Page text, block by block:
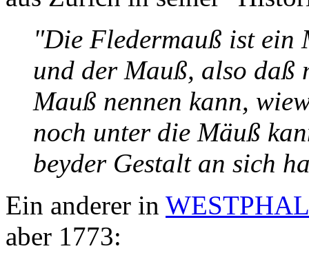
"Die Fledermauß ist ein
und der Mauß, also daß
Mauß nennen kann,
noch unter die Mäuß
beyder Gestalt an sich
Ein anderer in
aber 1773: